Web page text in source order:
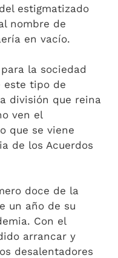
estigmatizado
nombre de
en vacío.
la sociedad
este tipo de
división que reina
ven el
que se viene
de los Acuerdos
doce de la
un año de su
Con el
arrancar y
desalentadores